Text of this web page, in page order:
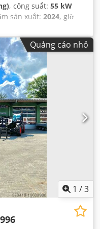
, công suất: 55 kW
sản xuất: 2024, giờ
không khí
Quảng cáo nhỏ
1 /3